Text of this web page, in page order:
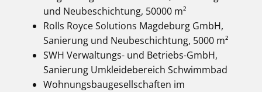
und Neubeschichtung, 50000 m²
Rolls Royce Solutions Magdeburg GmbH,
Sanierung und Neubeschichtung, 5000 m²
SWH Verwaltungs- und Betriebs-GmbH,
Sanierung Umkleidebereich Schwimmbad
Wohnungsbaugesellschaften im